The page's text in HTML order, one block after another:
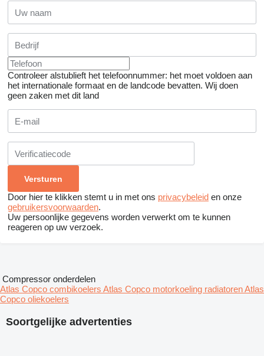
Controleer alstublieft het telefoonnummer: het moet voldoen aan
het internationale formaat en de landcode bevatten. Wij doen
geen zaken met dit land
Door hier te klikken stemt u in met ons privacybeleid en onze
gebruikersvoorwaarden.
Uw persoonlijke gegevens worden verwerkt om te kunnen
reageren op uw verzoek.
Soortgelijke advertenties
Compressor onderdelen
Atlas Copco combikoelers Atlas Copco motorkoeling radiatorenAtlas
Copco oliekoelers